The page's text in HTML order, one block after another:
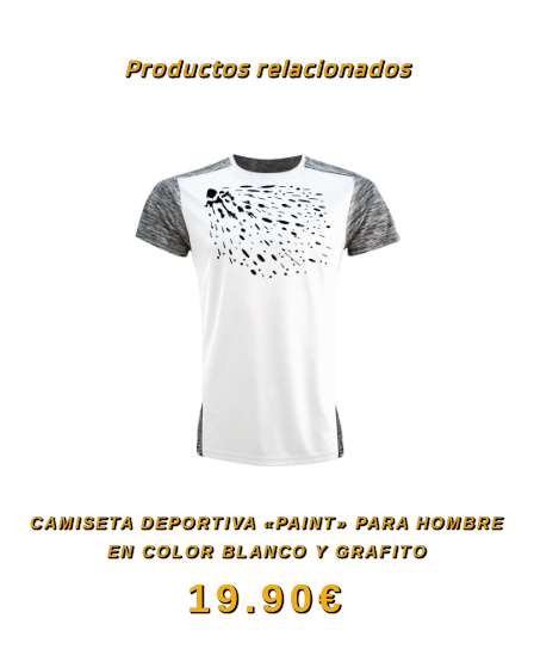
Productos relacionados
CAMISETA DEPORTIVA «PAINT» PARA HOMBRE
EN COLOR BLANCO Y GRAFITO
19.90€